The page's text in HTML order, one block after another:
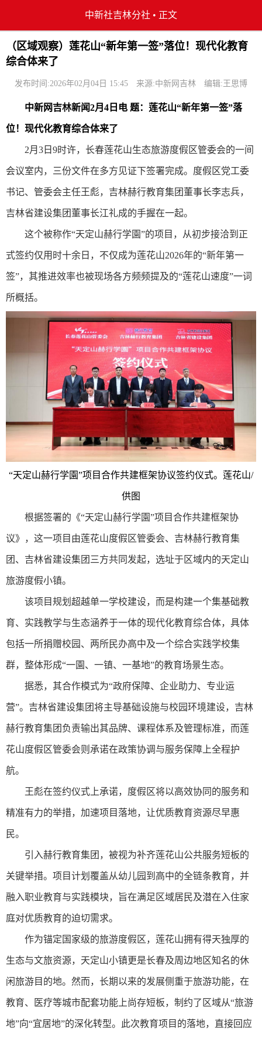
中新社吉林分社 • 正文
（区域观察）莲花山“新年第一签”落位！现代化教育
综合体来了
发布时间:2026年02月04日 15:45 来源:中新网吉林 编辑:王思博
中新网吉林新闻2月4日电 题：莲花山“新年第一签”落
位！现代化教育综合体来了
2月3日9时许，长春莲花山生态旅游度假区管委会的一间
会议室内，三份文件在多方见证下签署完成。度假区党工委
书记、管委会主任王彪，吉林赫行教育集团董事长李志兵，
吉林省建设集团董事长江礼成的手握在一起。
这个被称作“天定山赫行学園”的项目，从初步接洽到正
式签约仅用时十余日，不仅成为莲花山2026年的“新年第一
签”，其推进效率也被现场各方频频提及的“莲花山速度”一词
所概括。
“天定山赫行学園”项目合作共建框架协议签约仪式。莲花山/
供图
根据签署的《“天定山赫行学園”项目合作共建框架协
议》，这一项目由莲花山度假区管委会、吉林赫行教育集
团、吉林省建设集团三方共同发起，选址于区域内的天定山
旅游度假小镇。
该项目规划超越单一学校建设，而是构建一个集基础教
育、实践教学与生态涵养于一体的现代化教育综合体，具体
包括一所捐赠校园、两所民办高中及一个综合实践学校集
群，整体形成“一園、一镇、一基地”的教育场景生态。
据悉，其合作模式为“政府保障、企业助力、专业运
营”。吉林省建设集团将主导基础设施与校园环境建设，吉林
赫行教育集团负责输出其品牌、课程体系及管理标准，而莲
花山度假区管委会则承诺在政策协调与服务保障上全程护
航。
王彪在签约仪式上承诺，度假区将以高效协同的服务和
精准有力的举措，加速项目落地，让优质教育资源尽早惠
民。
引入赫行教育集团，被视为补齐莲花山公共服务短板的
关键举措。项目计划覆盖从幼儿园到高中的全链条教育，并
融入职业教育与实践模块，旨在满足区域居民及潜在入住家
庭对优质教育的迫切需求。
作为锚定国家级的旅游度假区，莲花山拥有得天独厚的
生态与文旅资源，天定山小镇更是长春及周边地区知名的休
闲旅游目的地。然而，长期以来的发展侧重于旅游功能，在
教育、医疗等城市配套功能上尚存短板，制约了区域从“旅游
地”向“宜居地”的深化转型。此次教育项目的落地，直接回应